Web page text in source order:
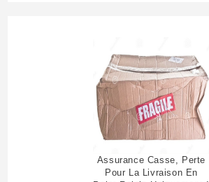
Assurance Casse, Perte
Pour La Livraison En